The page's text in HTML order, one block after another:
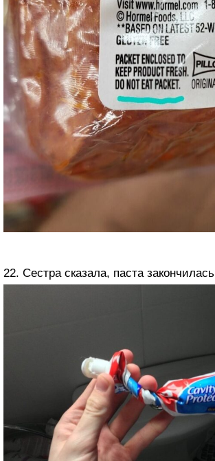
22. Сестра сказала, паста закончилась